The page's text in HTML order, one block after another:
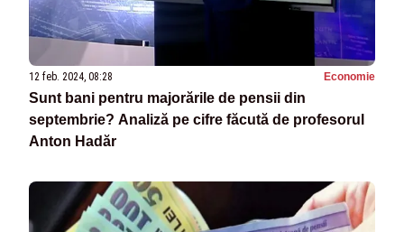
12 feb. 2024, 08:28 Economie
Sunt bani pentru majorările de pensii din
septembrie? Analiză pe cifre făcută de profesorul
Anton Hadăr